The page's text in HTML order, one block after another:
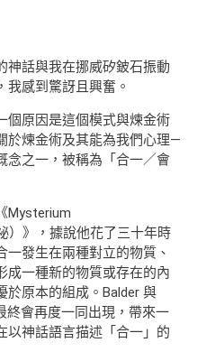
神話與我在挪威矽鈹石振動
我感到驚訝且興奮。
個原因是這個模式與煉金術
於煉金術及其能為我們心理—
念之一，被稱為「合一／會
Mysterium
）》，據說他花了三十年時
一發生在兩種對立的物質、
成一種新的物質或存在的內
於原本的組成。Balder 與
終會再度一同出現，帶來一
以神話語言描述「合一」的